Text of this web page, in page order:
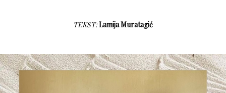
TEKST:Lamija Muratagić